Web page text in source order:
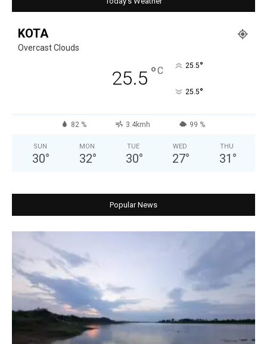
KOTA
Overcast Clouds
25.5 °C 25.5°
25.5°
82 % 3.4kmh 99 %
SUN
30°
MON
32°
TUE
30°
WED
27°
THU
31 °
Popular News